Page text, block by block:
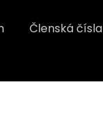
Členská čísla